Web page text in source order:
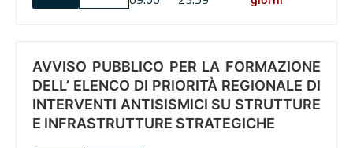
AVVISO PUBBLICO PER LA FORMAZIONE
DELL’ ELENCO DI PRIORITÀ REGIONALE DI
INTERVENTI ANTISISMICI SU STRUTTURE
E INFRASTRUTTURE STRATEGICHE